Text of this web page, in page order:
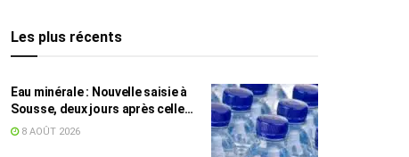
Les plus récents
Eau minérale : Nouvelle saisie à
Sousse, deux jours après celle
des grossistes
8 AOÛT 2026